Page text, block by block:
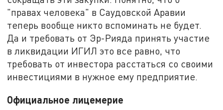
"правах человека" в Саудовской Аравии
теперь вообще никто вспоминать не будет.
Да и требовать от Эр-Рияда принять участие
в ликвидации ИГИЛ это все равно, что
требовать от инвестора расстаться со своими
инвестициями в нужное ему предприятие.
Официальное лицемерие